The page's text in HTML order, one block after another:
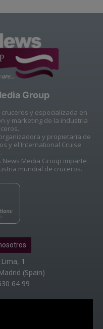
Group
y especializada en
y marketing de la industria
y propietaria de
y el International Cruise
News Media Group imparte
mundial de cruceros.
1
(Spain)
64 99